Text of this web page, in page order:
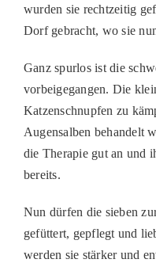
wurden sie rechtzeitig
Dorf gebracht, wo sie
Ganz spurlos ist die
vorbeigegangen. Die
Katzenschnupfen zu
Augensalben behandelt
die Therapie gut an und
bereits.
Nun dürfen die sieben
gefüttert, gepflegt und
werden sie stärker und